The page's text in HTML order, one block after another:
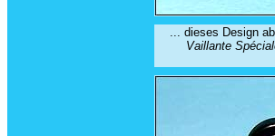
... dieses Design
Vaillante